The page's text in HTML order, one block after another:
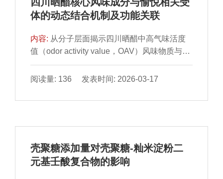
定性、相互作用力和关键结合位点。通过FMO
计算确定了Asp和Glu等氨基酸残基为咸味肽与
TMC4结合的主要活性位点，且低能级差倾向
于对应低对接分数。感官评价结果表明，与
结果有助于挖掘潜在咸味肽，为基于计算模拟
蕲艾品种中，蕲特2号嫩叶回甜不涩，适口性
佳，粗纤维与侧柏酮含量低，营养丰富，是开
种选育及最佳采收期的选择提供了有力的科学
依据。
体的动态结合机制及功能关联
内容: 从分子层面揭示四川晒醋中高气味活度
值（odor activity value，OAV）风味物质与嗅
觉愉悦相关受体的相互作用机制。通过感官组
学筛选获得OAV＞1的26 种关键风味活性物
－4、lg P＜5、分子质量＜300 Da）进一步筛
SwissTargetPrediction数据库预测靶点，经
巴胺D2受体、单胺氧化酶B、5-羟色胺2A受
体、5-羟色胺2C受体为核心调控靶点。分子对
阅读量: 136 发表时间: 2026-03-17
壳聚糖添加量对壳聚糖-籼米淀粉二
元基壬酸复合物的影响